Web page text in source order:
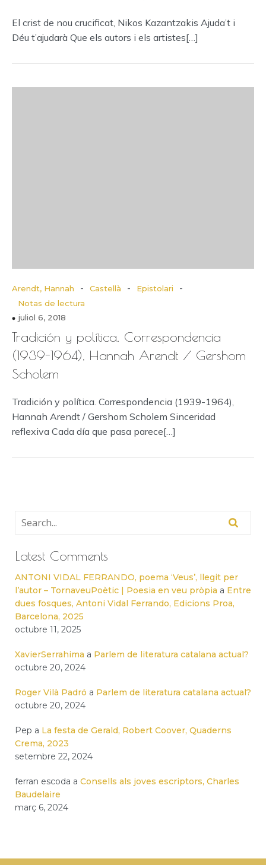
El crist de nou crucificat, Nikos Kazantzakis Ajuda’t i
Déu t’ajudarà Que els autors i els artistes[…]
Arendt, Hannah - Castellà - Epistolari -
Notas de lectura
juliol 6, 2018
Tradición y política. Correspondencia
(1939-1964), Hannah Arendt / Gershom
Scholem
Tradición y política. Correspondencia (1939-1964),
Hannah Arendt / Gershom Scholem Sinceridad
reflexiva Cada día que pasa parece[…]
Latest Comments
ANTONI VIDAL FERRANDO, poema ‘Veus’, llegit per
l’autor – TornaveuPoètic | Poesia en veu pròpia a Entre
dues fosques, Antoni Vidal Ferrando, Edicions Proa,
Barcelona, 2025
octubre 11, 2025
XavierSerrahima a Parlem de literatura catalana actual?
octubre 20, 2024
Roger Vilà Padró a Parlem de literatura catalana actual?
octubre 20, 2024
Pep a La festa de Gerald, Robert Coover, Quaderns
Crema, 2023
setembre 22, 2024
ferran escoda a Consells als joves escriptors, Charles
Baudelaire
març 6, 2024